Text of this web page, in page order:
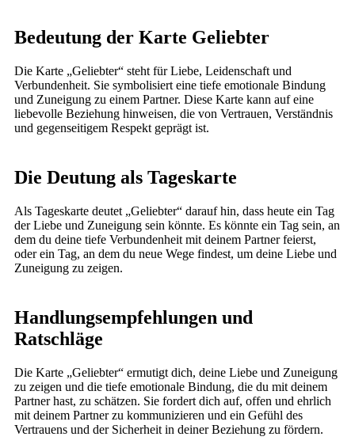
Bedeutung der Karte Geliebter
Die Karte „Geliebter“ steht für Liebe, Leidenschaft und
Verbundenheit. Sie symbolisiert eine tiefe emotionale Bindung
und Zuneigung zu einem Partner. Diese Karte kann auf eine
liebevolle Beziehung hinweisen, die von Vertrauen, Verständnis
und gegenseitigem Respekt geprägt ist.
Die Deutung als Tageskarte
Als Tageskarte deutet „Geliebter“ darauf hin, dass heute ein Tag
der Liebe und Zuneigung sein könnte. Es könnte ein Tag sein, an
dem du deine tiefe Verbundenheit mit deinem Partner feierst,
oder ein Tag, an dem du neue Wege findest, um deine Liebe und
Zuneigung zu zeigen.
Handlungsempfehlungen und
Ratschläge
Die Karte „Geliebter“ ermutigt dich, deine Liebe und Zuneigung
zu zeigen und die tiefe emotionale Bindung, die du mit deinem
Partner hast, zu schätzen. Sie fordert dich auf, offen und ehrlich
mit deinem Partner zu kommunizieren und ein Gefühl des
Vertrauens und der Sicherheit in deiner Beziehung zu fördern.